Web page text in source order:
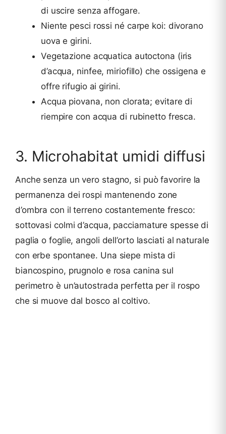
di uscire senza affogare.
Niente pesci rossi né carpe koi: divorano
uova e girini.
Vegetazione acquatica autoctona (iris
d’acqua, ninfee, miriofillo) che ossigena e
offre rifugio ai girini.
Acqua piovana, non clorata; evitare di
riempire con acqua di rubinetto fresca.
3. Microhabitat umidi diffusi
Anche senza un vero stagno, si può favorire la
permanenza dei rospi mantenendo zone
d’ombra con il terreno costantemente fresco:
sottovasi colmi d’acqua, pacciamature spesse di
paglia o foglie, angoli dell’orto lasciati al naturale
con erbe spontanee. Una siepe mista di
biancospino, prugnolo e rosa canina sul
perimetro è un’autostrada perfetta per il rospo
che si muove dal bosco al coltivo.